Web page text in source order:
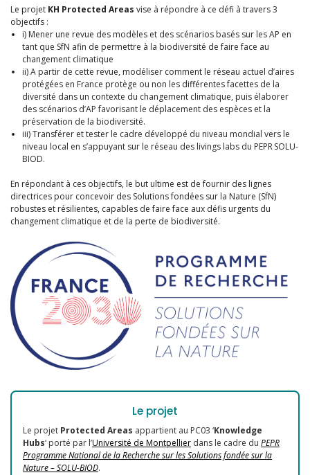
Le projet KH Protected Areas vise à répondre à ce défi à travers 3
objectifs :
i) Mener une revue des modèles et des scénarios basés sur les AP en
tant que SfN afin de permettre à la biodiversité de faire face au
changement climatique
ii) A partir de cette revue, modéliser comment le réseau actuel d’aires
protégées en France protège ou non les différentes facettes de la
diversité dans un contexte du changement climatique, puis élaborer
des scénarios d’AP favorisant le déplacement des espèces et la
préservation de la biodiversité.
iii) Transférer et tester le cadre développé du niveau mondial vers le
niveau local en s’appuyant sur le réseau des livings labs du PEPR SOLU-
BIOD.
En répondant à ces objectifs, le but ultime est de fournir des lignes
directrices pour concevoir des Solutions fondées sur la Nature (SfN)
robustes et résilientes, capables de faire face aux défis urgents du
changement climatique et de la perte de biodiversité.
Le projet
Le projet Protected Areas appartient au PC03 ‘Knowledge
Hubs‘ porté par l’Université de Montpellier dans le cadre du PEPR
Programme National de la Recherche sur les Solutions fondée sur la
Nature – SOLU-BIOD.